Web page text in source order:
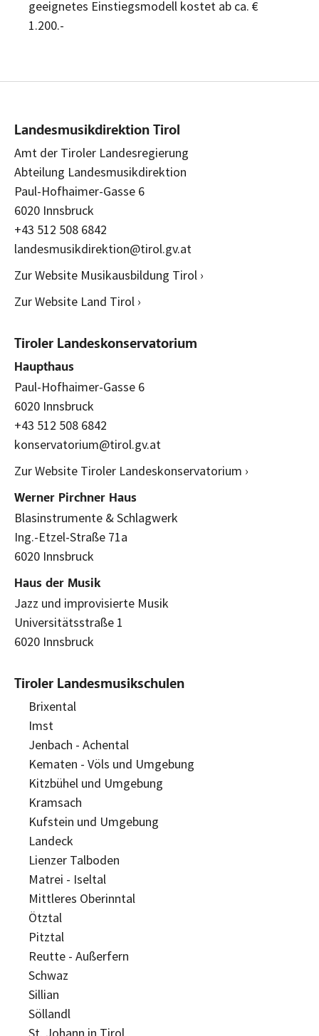
geeignetes Einstiegsmodell kostet ab ca. €
1.200.-
Landesmusikdirektion Tirol
Amt der Tiroler Landesregierung
Abteilung Landesmusikdirektion
Paul-Hofhaimer-Gasse 6
6020 Innsbruck
+43 512 508 6842
landesmusikdirektion@tirol.gv.at
Zur Website Musikausbildung Tirol ›
Zur Website Land Tirol ›
Tiroler Landeskonservatorium
Haupthaus
Paul-Hofhaimer-Gasse 6
6020 Innsbruck
+43 512 508 6842
konservatorium@tirol.gv.at
Zur Website Tiroler Landeskonservatorium ›
Werner Pirchner Haus
Blasinstrumente & Schlagwerk
Ing.-Etzel-Straße 71a
6020 Innsbruck
Haus der Musik
Jazz und improvisierte Musik
Universitätsstraße 1
6020 Innsbruck
Tiroler Landesmusikschulen
Brixental
Imst
Jenbach - Achental
Kematen - Völs und Umgebung
Kitzbühel und Umgebung
Kramsach
Kufstein und Umgebung
Landeck
Lienzer Talboden
Matrei - Iseltal
Mittleres Oberinntal
Ötztal
Pitztal
Reutte - Außerfern
Schwaz
Sillian
Söllandl